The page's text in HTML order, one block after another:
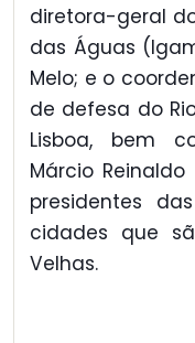
diretora-geral
das Águas
Melo; e o
de defesa do
Lisboa, bem
Márcio
presidentes
cidades que
Velhas.